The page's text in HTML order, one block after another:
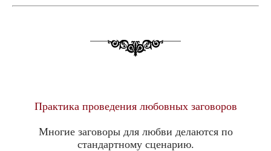
Практика проведения любовных заговоров
Многие заговоры для любви делаются по
стандартному сценарию.